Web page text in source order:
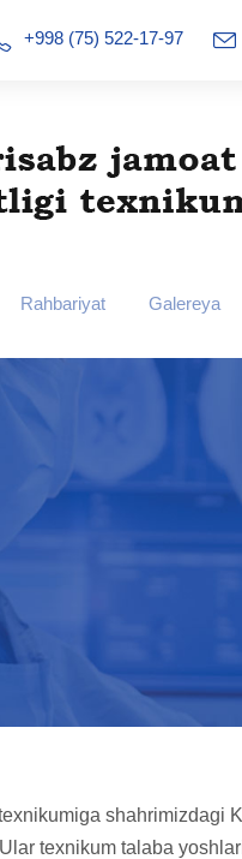
+998 (75) 522-17-97
Rahbariyat Galereya
shahrimizdagi
texnikum talaba